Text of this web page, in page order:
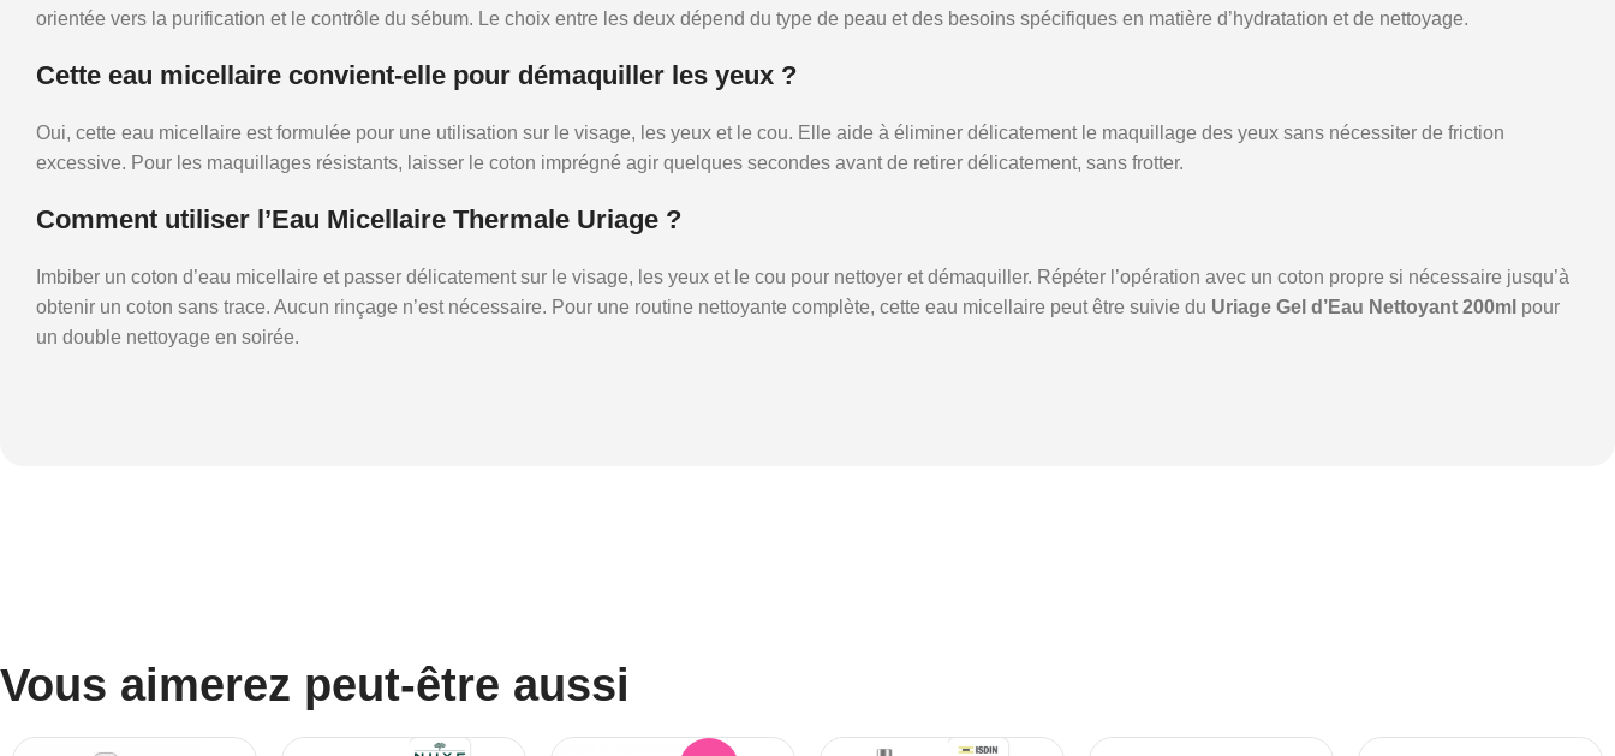
orientée vers la purification et le contrôle du sébum. Le choix entre les deux dépend du type de peau et des besoins spécifiques en matière d’hydratation et de nettoyage.
Cette eau micellaire convient-elle pour démaquiller les yeux ?
Oui, cette eau micellaire est formulée pour une utilisation sur le visage, les yeux et le cou. Elle aide à éliminer délicatement le maquillage des yeux sans nécessiter de friction
excessive. Pour les maquillages résistants, laisser le coton imprégné agir quelques secondes avant de retirer délicatement, sans frotter.
Comment utiliser l’Eau Micellaire Thermale Uriage ?
Imbiber un coton d’eau micellaire et passer délicatement sur le visage, les yeux et le cou pour nettoyer et démaquiller. Répéter l’opération avec un coton propre si nécessaire jusqu’à
obtenir un coton sans trace. Aucun rinçage n’est nécessaire. Pour une routine nettoyante complète, cette eau micellaire peut être suivie du Uriage Gel d’Eau Nettoyant 200ml pour
un double nettoyage en soirée.
Vous aimerez peut-être aussi